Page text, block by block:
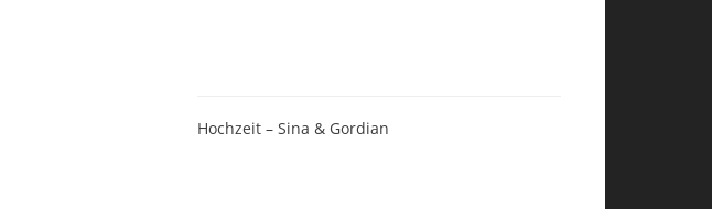
Hochzeit – Sina & Gordian